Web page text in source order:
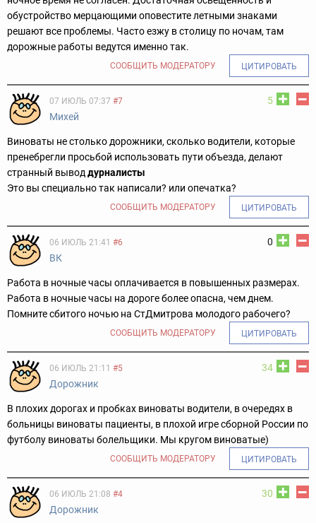
обустройство мерцающими оповестите летными знаками
решают все проблемы. Часто езжу в столицу по ночам, там
дорожные работы ведутся именно так.
СООБЩИТЬ МОДЕРАТОРУ ЦИТИРОВАТЬ
5
07 ИЮЛЬ 07:37 #7
Михей
Виноваты не столько дорожники, сколько водители, которые
пренебрегли просьбой использовать пути объезда, делают
странный вывод дурналисты
Это вы специально так написали? или опечатка?
СООБЩИТЬ МОДЕРАТОРУ ЦИТИРОВАТЬ
0
06 ИЮЛЬ 21:41 #6
ВК
Работа в ночные часы оплачивается в повышенных размерах.
Работа в ночные часы на дороге более опасна, чем днем.
Помните сбитого ночью на СтДмитрова молодого рабочего?
СООБЩИТЬ МОДЕРАТОРУ ЦИТИРОВАТЬ
34
06 ИЮЛЬ 21:11 #5
Дорожник
В плохих дорогах и пробках виноваты водители, в очередях в
больницы виноваты пациенты, в плохой игре сборной России по
футболу виноваты болельщики. Мы кругом виноватые)
СООБЩИТЬ МОДЕРАТОРУ ЦИТИРОВАТЬ
30
06 ИЮЛЬ 21:08 #4
Дорожник